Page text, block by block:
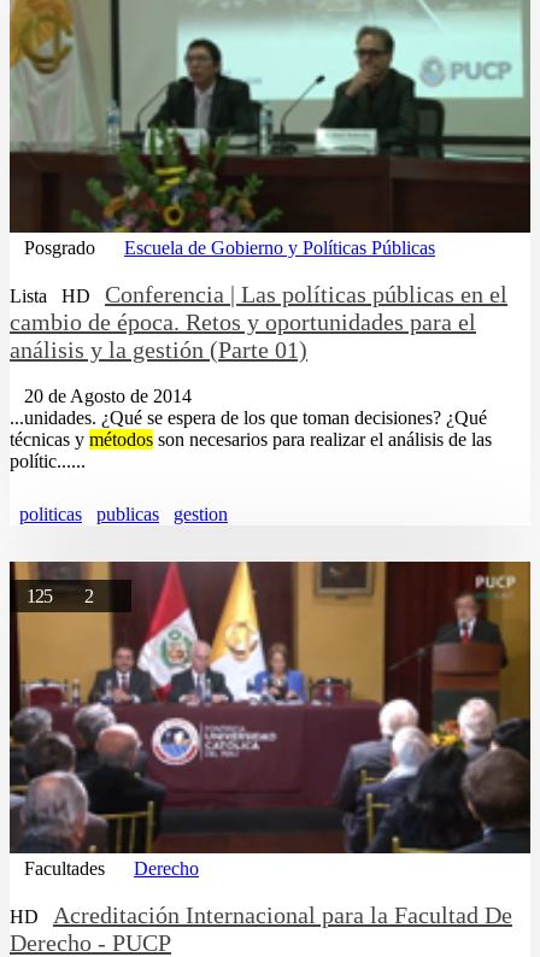
Posgrado Escuela de Gobierno y Políticas Públicas
Lista HD
Conferencia | Las políticas públicas en el
cambio de época. Retos y oportunidades para el
análisis y la gestión (Parte 01)
20 de Agosto de 2014
...unidades. ¿Qué se espera de los que toman decisiones? ¿Qué
técnicas y métodos son necesarios para realizar el análisis de las
polític......
politicas publicas gestion
125 2
Facultades Derecho
HD
Acreditación Internacional para la Facultad De
Derecho - PUCP